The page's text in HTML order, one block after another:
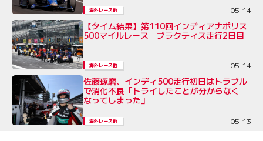
海外レース他 05-14
【タイム結果】第110回インディアナポリス
500マイルレース プラクティス走行2日目
海外レース他 05-14
佐藤琢磨、インディ500走行初日はトラブル
で消化不良「トライしたことが分からなく
なってしまった」
海外レース他 05-13